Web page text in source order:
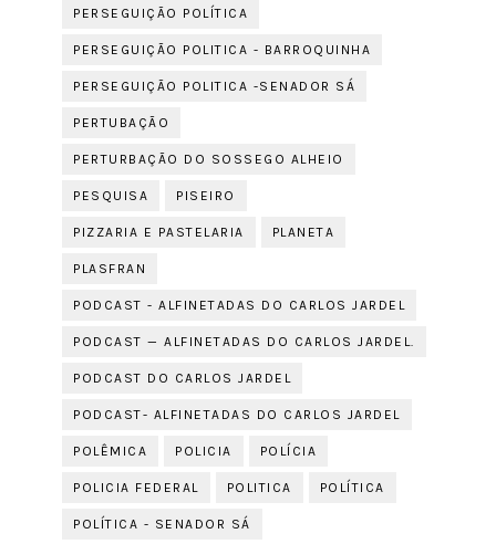
PERSEGUIÇÃO POLÍTICA
PERSEGUIÇÃO POLITICA - BARROQUINHA
PERSEGUIÇÃO POLITICA -SENADOR SÁ
PERTUBAÇÃO
PERTURBAÇÃO DO SOSSEGO ALHEIO
PESQUISA PISEIRO
PIZZARIA E PASTELARIA PLANETA
PLASFRAN
PODCAST - ALFINETADAS DO CARLOS JARDEL
PODCAST — ALFINETADAS DO CARLOS JARDEL.
PODCAST DO CARLOS JARDEL
PODCAST- ALFINETADAS DO CARLOS JARDEL
POLÊMICA POLICIA POLÍCIA
POLICIA FEDERAL POLITICA POLÍTICA
POLÍTICA - SENADOR SÁ